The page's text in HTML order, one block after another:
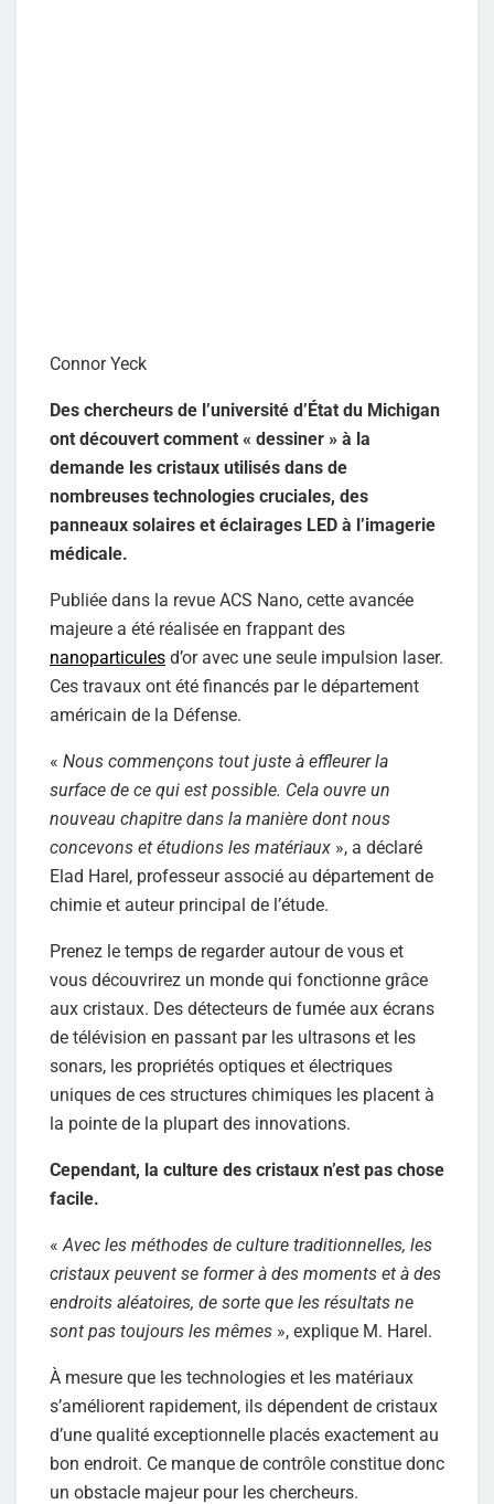
Connor Yeck
Des chercheurs de l’université d’État du Michigan
ont découvert comment « dessiner » à la
demande les cristaux utilisés dans de
nombreuses technologies cruciales, des
panneaux solaires et éclairages LED à l’imagerie
médicale.
Publiée dans la revue ACS Nano, cette avancée
majeure a été réalisée en frappant des
nanoparticules d’or avec une seule impulsion laser.
Ces travaux ont été financés par le département
américain de la Défense.
« Nous commençons tout juste à effleurer la
surface de ce qui est possible. Cela ouvre un
nouveau chapitre dans la manière dont nous
concevons et étudions les matériaux », a déclaré
Elad Harel, professeur associé au département de
chimie et auteur principal de l’étude.
Prenez le temps de regarder autour de vous et
vous découvrirez un monde qui fonctionne grâce
aux cristaux. Des détecteurs de fumée aux écrans
de télévision en passant par les ultrasons et les
sonars, les propriétés optiques et électriques
uniques de ces structures chimiques les placent à
la pointe de la plupart des innovations.
Cependant, la culture des cristaux n’est pas chose
facile.
« Avec les méthodes de culture traditionnelles, les
cristaux peuvent se former à des moments et à des
endroits aléatoires, de sorte que les résultats ne
sont pas toujours les mêmes », explique M. Harel.
À mesure que les technologies et les matériaux
s’améliorent rapidement, ils dépendent de cristaux
d’une qualité exceptionnelle placés exactement au
bon endroit. Ce manque de contrôle constitue donc
un obstacle majeur pour les chercheurs.